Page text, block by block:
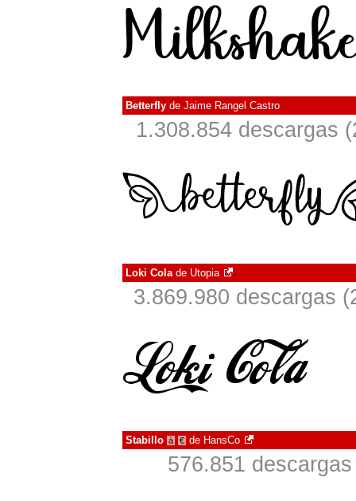
Betterfly de Jaime Rangel Castro
1.308.854 descargas
Loki Colade Utopia
3.869.980 descargas
Stabillo à € de HansCo
576.851